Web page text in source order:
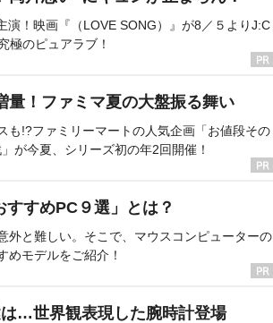
演！映画『（LOVE SONG）』が8／５よりJ:C
極のピュアラブ！
量！ファミマ夏の大盤振る舞い
も!?ファミリーマートの人気企画「お値段その
が今夏、シリーズ初の年2回開催！
すめPC９選」とは？
外と難しい。そこで、マウスコンピューターの
めモデルをご紹介！
は…世界観表現した腕時計登場